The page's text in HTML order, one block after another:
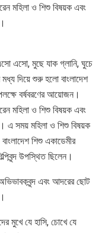
মহিলা ও শিশু বিষয়ক এবং
এসো, মুছে যাক গ্লানি, ঘুচে
দিয়ে শুরু হলো বাংলাদেশ
বর্ষবরণের আয়োজন।
মহিলা ও শিশু বিষয়ক এবং
এ সময় মহিলা ও শিশু বিষয়ক
শিশু একাডেমীর
উপস্থিত ছিলেন।
এবং আদরের ছোট
মুখে যে হাসি, চোখে যে